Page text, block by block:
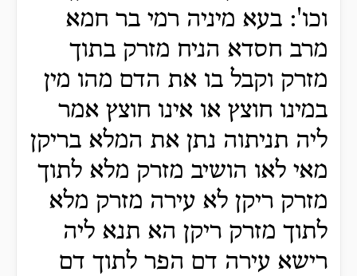
וכו': בעא מיניה רמי בר חמא
מרב חסדא הניח מזרק בתוך
מזרק וקבל בו את הדם מהו מין
במינו חוצץ או אינו חוצץ אמר
ליה תניתוה נתן את המלא בריקן
מאי לאו הושיב מזרק מלא לתוך
מזרק ריקן לא עירה מזרק מלא
לתוך מזרק ריקן הא תנא ליה
רישא עירה דם הפר לתוך דם